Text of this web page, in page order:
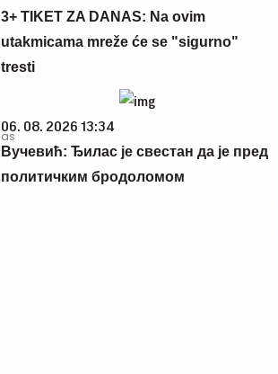
3+ TIKET ZA DANAS: Na ovim
utakmicama mreže će se "sigurno"
tresti
06. 08. 2026 13:34
Вучевић: Ђилас је свестан да је пред
политичким бродоломом